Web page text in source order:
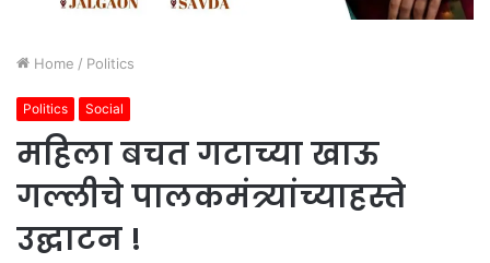
Home / Politics
Politics Social
महिला बचत गटाच्या खाऊ
गल्लीचे पालकमंत्र्यांच्याहस्ते
उद्घाटन !